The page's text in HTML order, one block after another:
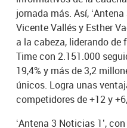
jornada más. Así,
Vicente Vallés y Esther
a la cabeza, liderando de
Time con 2.151.000
19,4% y más de 3,2
únicos. Logra unas
competidores de +12 y
‘Antena 3 Noticias 1’,